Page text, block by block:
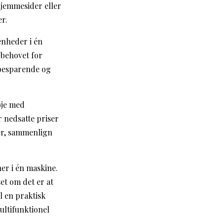
eller
i én
for
og
med
priser
sammenlign
i én maskine.
om det er at
en praktisk